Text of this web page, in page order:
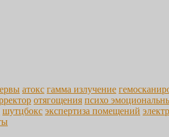
атокс гамма излучение
отягощения психо
шутцбокс экспертиза помещений